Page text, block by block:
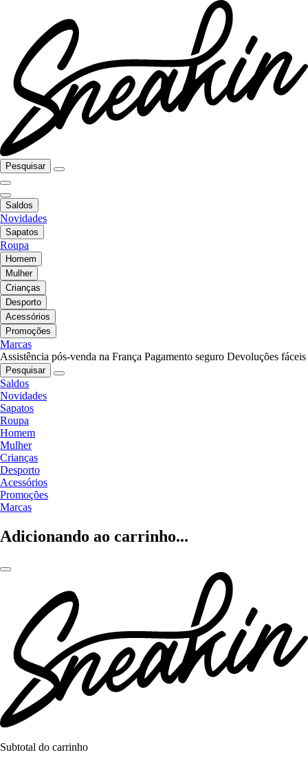
Pesquisar
Saldos
Novidades
Sapatos
Roupa
Homem
Mulher
Crianças
Desporto
Acessórios
Promoções
Marcas
Assistência pós-venda na França Pagamento seguro Devoluções fáceis
Pesquisar
Saldos
Novidades
Sapatos
Roupa
Homem
Mulher
Crianças
Desporto
Acessórios
Promoções
Marcas
Adicionando ao carrinho...
Subtotal do carrinho